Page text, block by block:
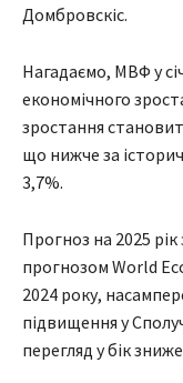
Домбровскіс.
Нагадаємо, МВФ у
економічного
зростання
що нижче за
3,7%.
Прогноз на 2025 рік
прогнозом World
2024 року,
підвищення у
перегляд у бік